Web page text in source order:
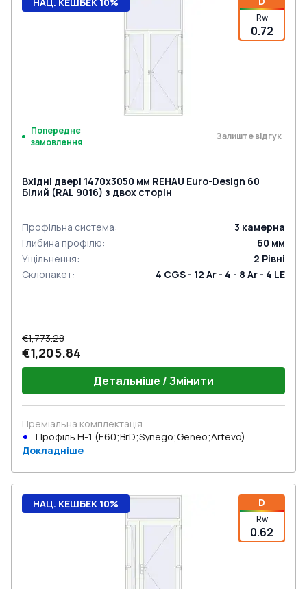
Rw
0.72
Попереднє
замовлення
Залиште відгук
Вхідні двері 1470x3050 мм REHAU Euro-Design 60
Білий (RAL 9016) з двох сторін
Профільна система: 3 камерна
Глибина профілю: 60 мм
Ущільнення: 2 Рівні
Склопакет: 4 CGS - 12 Ar - 4 - 8 Ar - 4 LE
€1,773.28
€1,205.84
Детальніше / Змінити
Преміальна комплектація
Профіль Н-1 (E60;BrD;Synego;Geneo;Artevo)
Докладніше
D
Rw
0.62
НАЦ. КЕШБЕК 10%